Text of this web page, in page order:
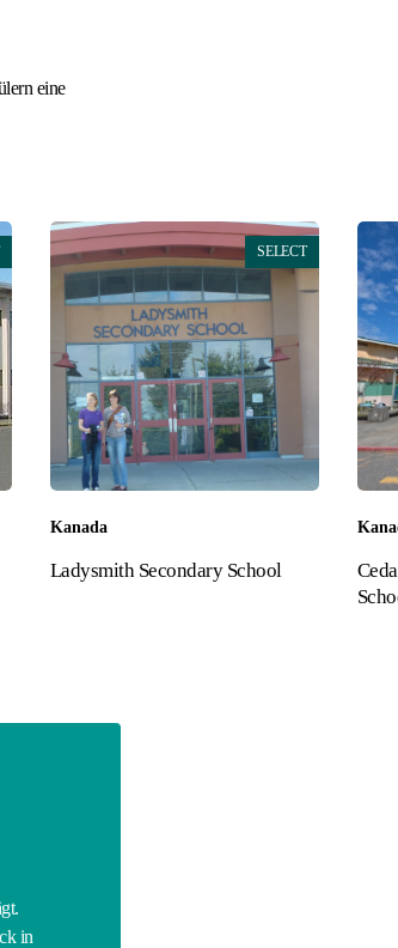
eine
SELECT
Kanada
Ladysmith Secondary School
in